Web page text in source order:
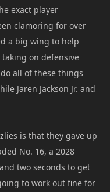
exact player
clamoring for over
a big wing to help
on defensive
all of these things
Jaren Jackson Jr. and
is that they gave up
No. 16, a 2028
two seconds to get
to work out fine for